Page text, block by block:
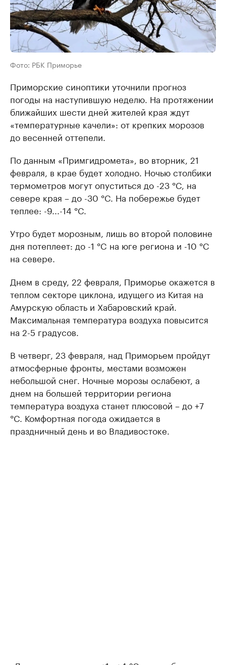
Фото: РБК Приморье
Приморские синоптики уточнили прогноз
погоды на наступившую неделю. На протяжении
ближайших шести дней жителей края ждут
«температурные качели»: от крепких морозов
до весенней оттепели.
По данным «Примгидромета», во вторник, 21
февраля, в крае будет холодно. Ночью столбики
термометров могут опуститься до -23 °C, на
севере края – до -30 °C. На побережье будет
теплее: -9...-14 °C.
Утро будет морозным, лишь во второй половине
дня потеплеет: до -1 °C на юге региона и -10 °C
на севере.
Днем в среду, 22 февраля, Приморье окажется в
теплом секторе циклона, идущего из Китая на
Амурскую область и Хабаровский край.
Максимальная температура воздуха повысится
на 2-5 градусов.
В четверг, 23 февраля, над Приморьем пройдут
атмосферные фронты, местами возможен
небольшой снег. Ночные морозы ослабеют, а
днем на большей территории региона
температура воздуха станет плюсовой – до +7
°C. Комфортная погода ожидается в
праздничный день и во Владивостоке.